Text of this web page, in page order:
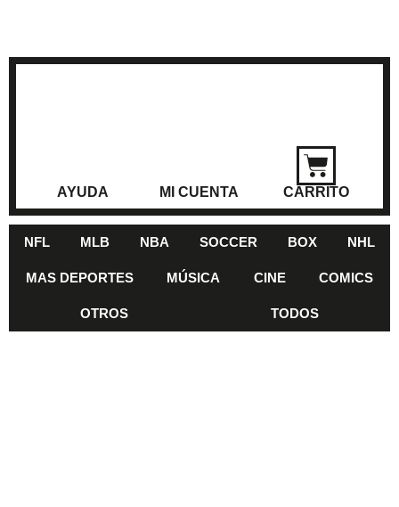
AYUDA MI CUENTA CARRITO
NFL MLB NBA SOCCER BOX NHL
MAS DEPORTES MÚSICA CINE COMICS
OTROS TODOS